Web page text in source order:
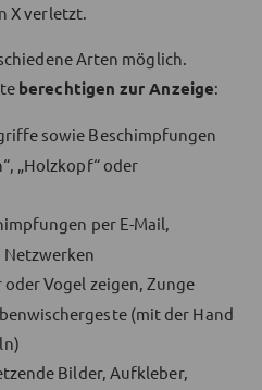
X verletzt.
Arten möglich.
berechtigen zur Anzeige:
sowie Beschimpfungen
„Holzkopf“ oder
per E-Mail,
Vogel zeigen, Zunge
(mit der Hand
Bilder, Aufkleber,